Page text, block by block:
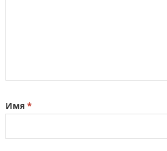
Имя *